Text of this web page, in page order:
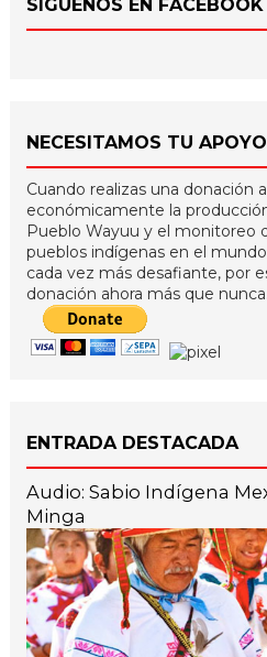
SÍGUENOS EN FACEBOOK
NECESITAMOS TU APOYO
Cuando realizas una donación
económicamente la
Pueblo Wayuu y el monitoreo
pueblos indígenas en el
cada vez más desafiante, por
donación ahora más que nunca.
ENTRADA DESTACADA
Audio: Sabio Indígena
Minga